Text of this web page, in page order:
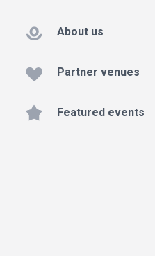
About us
Partner venues
Featured events